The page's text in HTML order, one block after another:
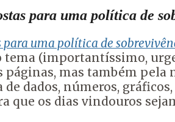
para uma política de
para uma política de
tema (importantíssimo,
páginas, mas também
dados, números,
que os dias vindouros